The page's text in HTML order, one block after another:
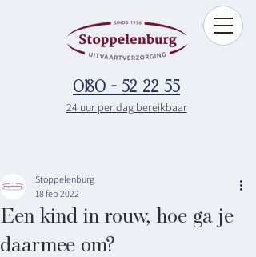
0180 - 52 22 55
24 uur per dag bereikbaar
Een kind in rouw, hoe ga je
daarmee om?
Stoppelenburg
18 feb 2022